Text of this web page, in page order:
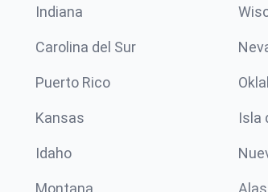
Indiana
Carolina del Sur
Puerto Rico
Kansas Isla
Idaho
Montana